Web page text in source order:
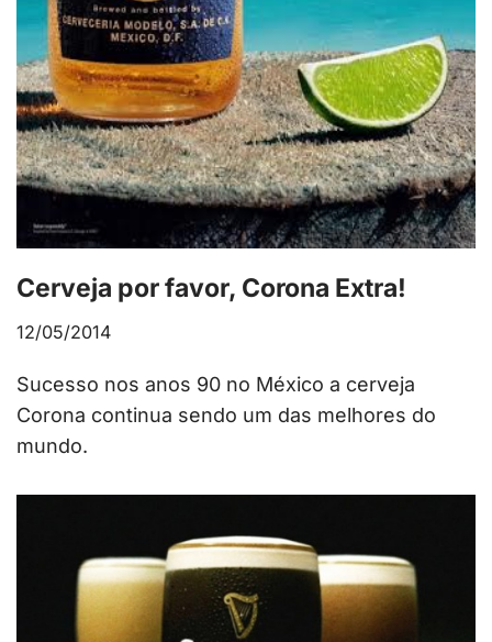
Cerveja por favor, Corona Extra!
12/05/2014
Sucesso nos anos 90 no México a cerveja
Corona continua sendo um das melhores do
mundo.